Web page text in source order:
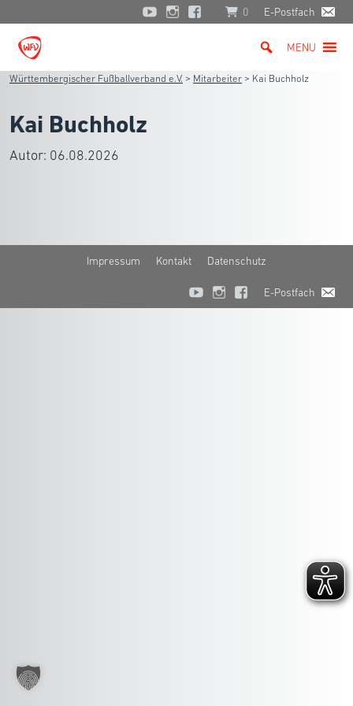
0 E-Postfach
MENU
Württembergischer Fußballverband e.V. > Mitarbeiter > Kai Buchholz
Kai Buchholz
Autor: 06.08.2026
Impressum Kontakt Datenschutz
E-Postfach